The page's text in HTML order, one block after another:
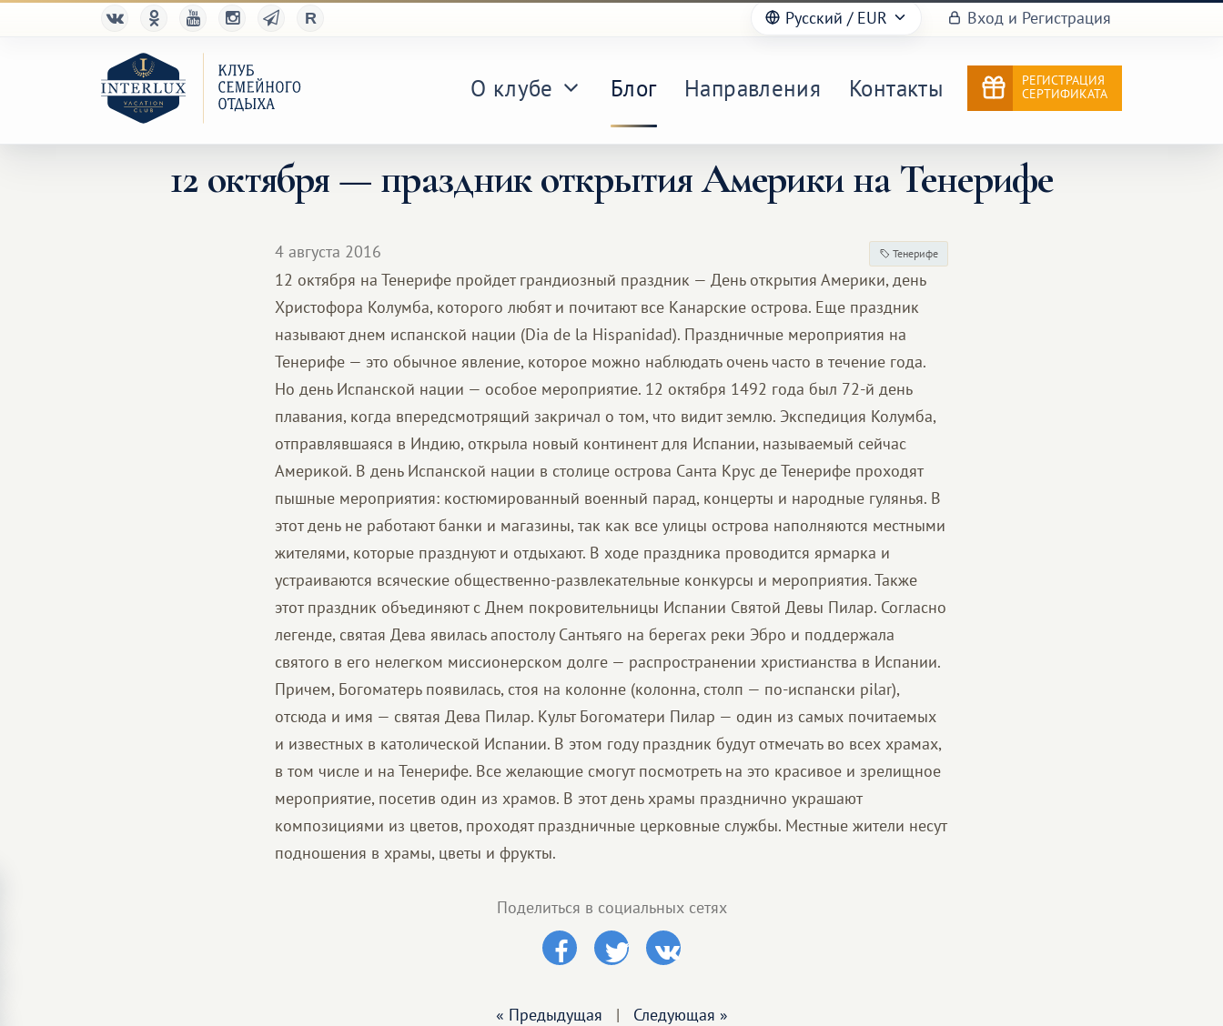
Русский / EUR Вход и Регистрация
О клубе Блог Направления Контакты
РЕГИСТРАЦИЯ
СЕРТИФИКАТА
12 октября — праздник открытия Америки на Тенерифе
4 августа 2016 Тенерифе
12 октября на Тенерифе пройдет грандиозный праздник — День открытия Америки, день
Христофора Колумба, которого любят и почитают все Канарские острова. Еще праздник
называют днем испанской нации (Dia de la Hispanidad). Праздничные мероприятия на
Тенерифе — это обычное явление, которое можно наблюдать очень часто в течение года.
Но день Испанской нации — особое мероприятие. 12 октября 1492 года был 72-й день
плавания, когда впередсмотрящий закричал о том, что видит землю. Экспедиция Колумба,
отправлявшаяся в Индию, открыла новый континент для Испании, называемый сейчас
Америкой. В день Испанской нации в столице острова Санта Крус де Тенерифе проходят
пышные мероприятия: костюмированный военный парад, концерты и народные гулянья. В
этот день не работают банки и магазины, так как все улицы острова наполняются местными
жителями, которые празднуют и отдыхают. В ходе праздника проводится ярмарка и
устраиваются всяческие общественно-развлекательные конкурсы и мероприятия. Также
этот праздник объединяют с Днем покровительницы Испании Святой Девы Пилар. Согласно
легенде, святая Дева явилась апостолу Сантьяго на берегах реки Эбро и поддержала
святого в его нелегком миссионерском долге — распространении христианства в Испании.
Причем, Богоматерь появилась, стоя на колонне (колонна, столп — по-испански pilar),
отсюда и имя — святая Дева Пилар. Культ Богоматери Пилар — один из самых почитаемых
и известных в католической Испании. В этом году праздник будут отмечать во всех храмах,
в том числе и на Тенерифе. Все желающие смогут посмотреть на это красивое и зрелищное
мероприятие, посетив один из храмов. В этот день храмы празднично украшают
композициями из цветов, проходят праздничные церковные службы. Местные жители несут
подношения в храмы, цветы и фрукты.
Поделиться в социальных сетях
« Предыдущая | Следующая »